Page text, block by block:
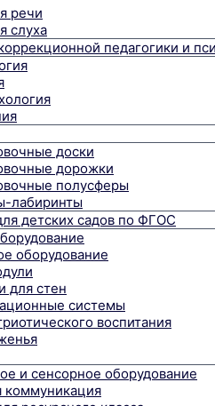
речи
слуха
педагогики и
доски
дорожки
полусферы
лабиринты
детских садов по ФГОС
оборудование
для стен
системы
воспитания
и сенсорное оборудование
коммуникация